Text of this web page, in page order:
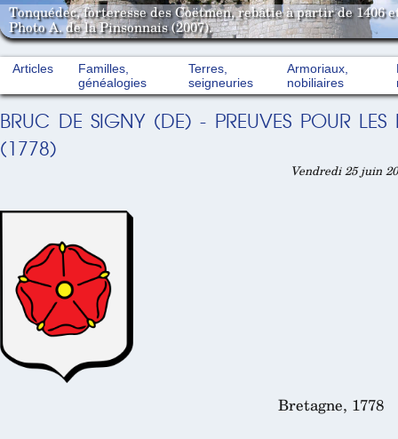
Tonquédec, forteresse des Coëtmen, rebâtie à partir de 1406
Photo A. de la Pinsonnais (2007).
Articles
Familles,
généalogies
Terres,
seigneuries
Armoriaux,
nobiliaires
BRUC DE SIGNY (DE) - PREUVES POUR LES
(1778)
Vendredi 25 juin
Bretagne, 1778